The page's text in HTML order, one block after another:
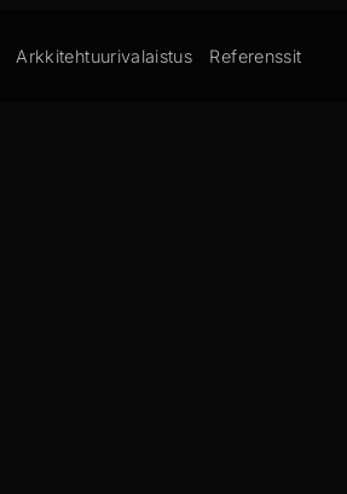
Arkkitehtuurivalaistus Referenssit